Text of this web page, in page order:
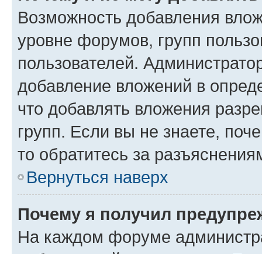
Возможность добавления
уровне форумов, групп
пользователей.
добавление вложений в
что добавлять вложения
групп. Если вы не знаете,
то обратитесь за
Вернуться наверх
Почему я получил
На каждом форуме